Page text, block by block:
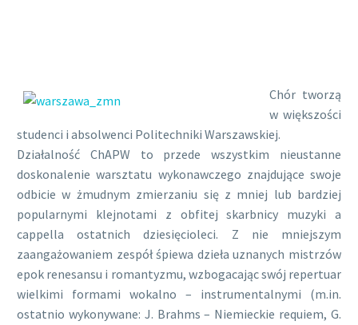
Chór tworzą
w większości
studenci i absolwenci Politechniki Warszawskiej.
Działalność ChAPW to przede wszystkim nieustanne
doskonalenie warsztatu wykonawczego znajdujące swoje
odbicie w żmudnym zmierzaniu się z mniej lub bardziej
popularnymi klejnotami z obfitej skarbnicy muzyki a
cappella ostatnich dziesięcioleci. Z nie mniejszym
zaangażowaniem zespół śpiewa dzieła uznanych mistrzów
epok renesansu i romantyzmu, wzbogacając swój repertuar
wielkimi formami wokalno – instrumentalnymi (m.in.
ostatnio wykonywane: J. Brahms – Niemieckie requiem, G.